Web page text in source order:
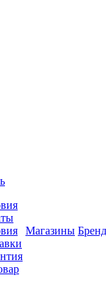
Магазины